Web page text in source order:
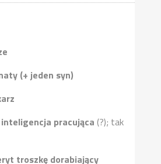
(+ jeden syn)
inteligencja pracująca (?); tak
troszkę dorabiający